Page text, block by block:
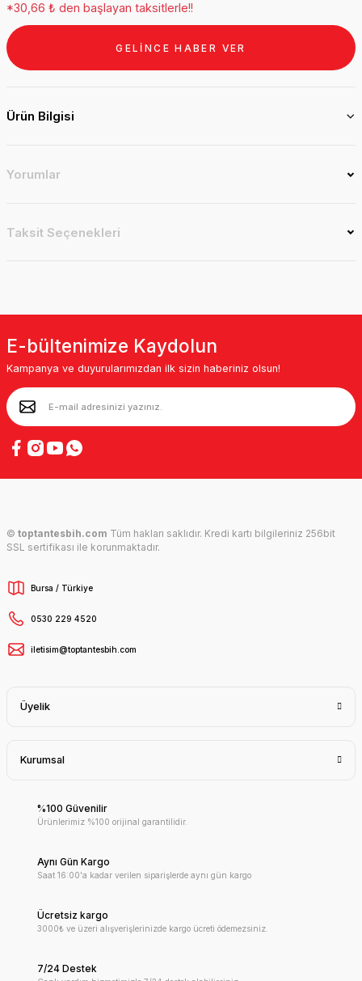
*30,66 ₺ den başlayan taksitlerle!!
GELİNCE HABER VER
Ürün Bilgisi
Yorumlar
Taksit Seçenekleri
E-bültenimize Kaydolun
Kampanya ve duyurularımızdan ilk sizin haberiniz olsun!
© toptantesbih.com Tüm hakları saklıdır. Kredi kartı bilgileriniz 256bit
SSL sertifikası ile korunmaktadır.
Bursa / Türkiye
0530 229 4520
iletisim@toptantesbih.com
Üyelik
Kurumsal
%100 Güvenilir
Ürünlerimiz %100 orijinal garantilidir.
Aynı Gün Kargo
Saat 16:00'a kadar verilen siparişlerde aynı gün kargo
Ücretsiz kargo
3000₺ ve üzeri alışverişlerinizde kargo ücreti ödemezsiniz.
7/24 Destek